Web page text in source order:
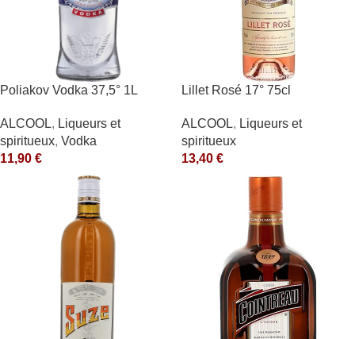
Poliakov Vodka 37,5° 1L
ALCOOL, Liqueurs et
spiritueux, Vodka
11,90 €
Lillet Rosé 17° 75cl
ALCOOL, Liqueurs et
spiritueux
13,40 €